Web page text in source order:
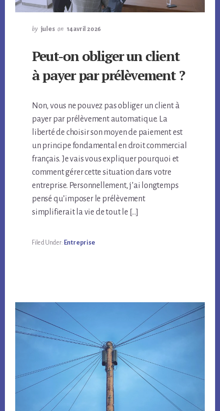
by jules on 14 avril 2026
Peut-on obliger un client
à payer par prélèvement ?
Non, vous ne pouvez pas obliger un client à
payer par prélèvement automatique. La
liberté de choisir son moyen de paiement est
un principe fondamental en droit commercial
français. Je vais vous expliquer pourquoi et
comment gérer cette situation dans votre
entreprise. Personnellement, j’ai longtemps
pensé qu’imposer le prélèvement
simplifierait la vie de tout le […]
Filed Under: Entreprise